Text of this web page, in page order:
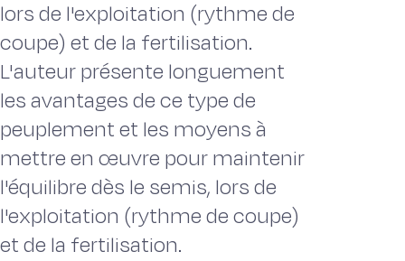
lors de l'exploitation (rythme de
coupe) et de la fertilisation.
L'auteur présente longuement
les avantages de ce type de
peuplement et les moyens à
mettre en œuvre pour maintenir
l'équilibre dès le semis, lors de
l'exploitation (rythme de coupe)
et de la fertilisation.